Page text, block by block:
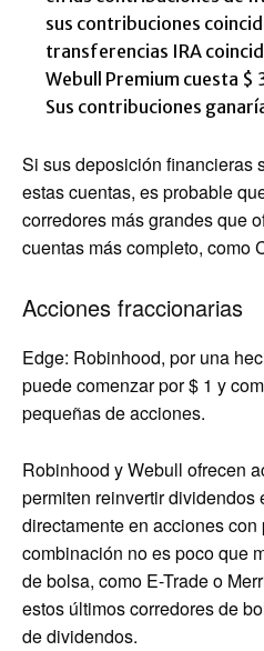
sus contribuciones
transferencias IRA
Webull Premium cuesta $
Sus contribuciones
Si sus deposición financieras
estas cuentas, es probable
corredores más grandes que
cuentas más completo, como
Acciones fraccionarias
Edge: Robinhood, por una
puede comenzar por $ 1 y
pequeñas de acciones.
Robinhood y Webull ofrecen
permiten reinvertir dividendos
directamente en acciones
combinación no es poco que
de bolsa, como E-Trade o
estos últimos corredores de
de dividendos.